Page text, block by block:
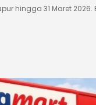
hingga 31 Maret